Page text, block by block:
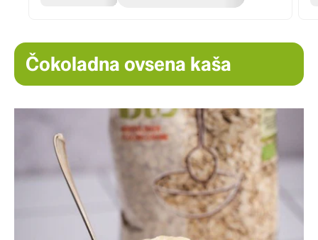
Čokoladna ovsena kaša